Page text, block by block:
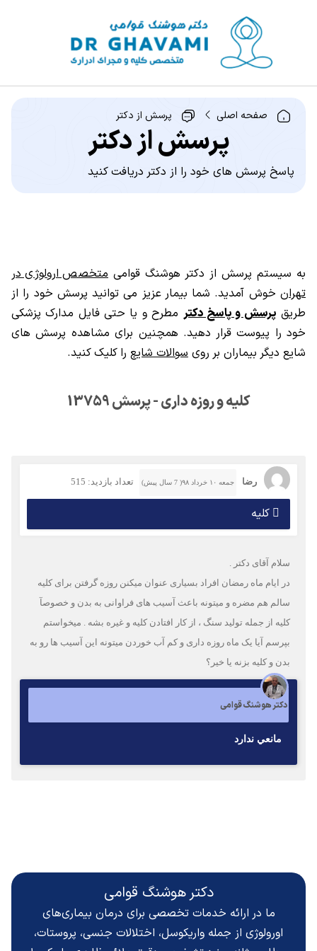
صفحه اصلی پرسش از دکتر
پرسش از دکتر
پاسخ پرسش های خود را از دکتر دریافت کنید
به سیستم پرسش از دکتر هوشنگ قوامی متخصص ارولوژی در
تهران خوش آمدید. شما بیمار عزیز می توانید پرسش خود را از
طریق پرسش و پاسخ دکتر مطرح و یا حتی فایل مدارک پزشکی
خود را پیوست قرار دهید. همچنین برای مشاهده پرسش های
شایع دیگر بیماران بر روی سوالات شایع را کلیک کنید.
کلیه و روزه داری - پرسش 13759
رضا جمعه ۱۰ خرداد ۹۸( 7 سال پیش) تعداد بازدید: 515
کلیه
سلام آقای دکتر .
در ایام ماه رمضان افراد بسیاری عنوان میکنن روزه گرفتن برای کلیه
سالم هم مضره و میتونه باعث آسیب های فراوانی به بدن و خصوصآ
کلیه از جمله تولید سنگ ، از کار افتادن کلیه و غیره بشه . میخواستم
بپرسم آیا یک ماه روزه داری و کم آب خوردن میتونه این آسیب ها رو به
بدن و کلیه بزنه یا خیر؟
دکتر هوشنگ قوامی
مانعي ندارد
دکتر هوشنگ قوامی
ما در ارائه خدمات تخصصی برای درمان بیماری‌های
اورولوژی از جمله واریکوسل، اختلالات جنسی، پروستات،